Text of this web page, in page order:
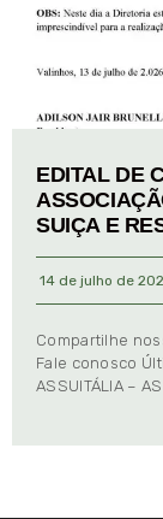
EDITAL DE
SUIÇA E
14 de julho de
Compartilhe
Fale conosco
ASSUITÁLIA –